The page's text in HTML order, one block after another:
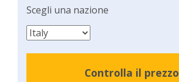
Scegli una nazione
Controlla il prezzo